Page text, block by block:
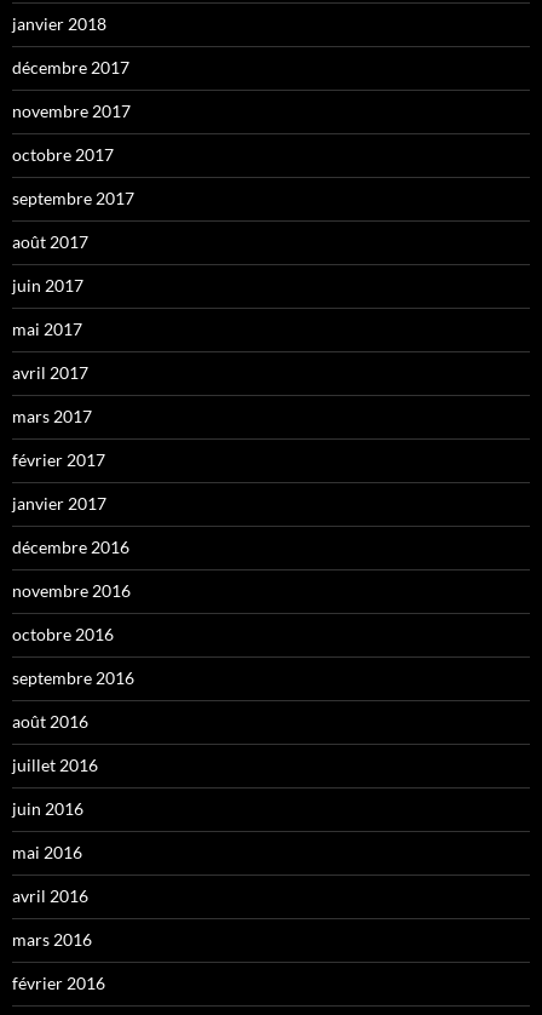
janvier 2018
décembre 2017
novembre 2017
octobre 2017
septembre 2017
août 2017
juin 2017
mai 2017
avril 2017
mars 2017
février 2017
janvier 2017
décembre 2016
novembre 2016
octobre 2016
septembre 2016
août 2016
juillet 2016
juin 2016
mai 2016
avril 2016
mars 2016
février 2016